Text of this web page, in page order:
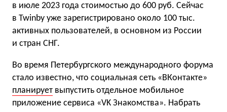
в июле 2023 года стоимостью до 600 руб. Сейчас
в Twinby уже зарегистрировано около 100 тыс.
активных пользователей, в основном из России
и стран СНГ.
Во время Петербургского международного форума
стало известно, что социальная сеть «ВКонтакте»
планирует выпустить отдельное мобильное
приложение сервиса «VK Знакомства». Набрать